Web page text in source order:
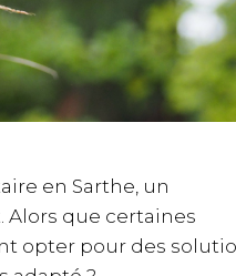
en Sarthe, un
que certaines
opter pour des